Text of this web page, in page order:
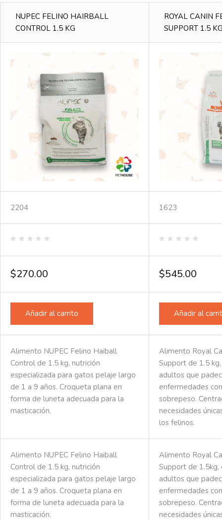
NUPEC FELINO HAIRBALL
CONTROL 1.5 KG
ROYAL CANIN
SUPPORT 1.5
2204 1623
en
de
5
en
de
5
$270.00 $545.00
Añadir al carrito Añadir al
Alimento NUPEC Felino Haiball
Control de 1.5 kg, nutrición
especializada para gatos pelaje largo
de 1 a 9 años. Croqueta plana en
forma de luneta adecuada para la
masticación.
Alimento Royal
Support de 1.5
adultos que
enfermedades
sobrepeso.
necesidades
los felinos.
Alimento NUPEC Felino Haiball
Control de 1.5 kg, nutrición
especializada para gatos pelaje largo
de 1 a 9 años. Croqueta plana en
forma de luneta adecuada para la
masticación.
Alimento Royal
Support de
adultos que
enfermedades
sobrepeso.
necesidades